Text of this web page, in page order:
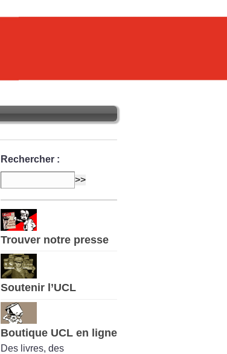
Rechercher :
Trouver notre presse
Soutenir l’UCL
Boutique UCL en ligne
Des livres, des